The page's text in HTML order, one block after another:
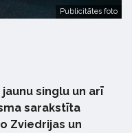
Publicitātes foto
singlu un arī
sarakstīta
Zviedrijas un